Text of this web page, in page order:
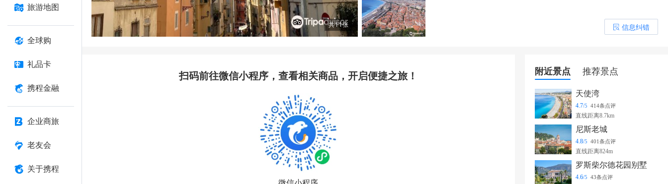
旅游地图
全球购
礼品卡
携程金融
企业商旅
老友会
关于携程
共11张 󰎒 信息纠错
扫码前往微信小程序，查看相关商品，开启便捷之旅！ 附近景点 推荐景点
天使湾
4.7/5 414条点评
直线距离8.7km
尼斯老城
4.8/5 401条点评
直线距离824m
罗斯柴尔德花园别墅
4.6/5 43条点评